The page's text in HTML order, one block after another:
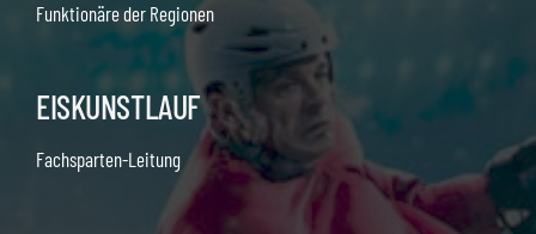
Funktionäre der Regionen
EISKUNSTLAUF
Fachsparten-Leitung